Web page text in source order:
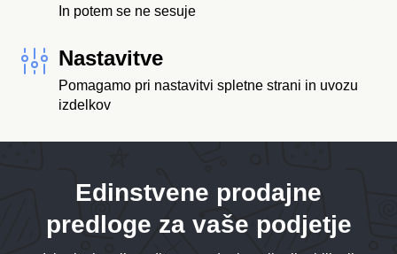
In potem se ne sesuje
Nastavitve
Pomagamo pri nastavitvi spletne strani in uvozu
izdelkov
Edinstvene prodajne
predloge za vaše podjetje